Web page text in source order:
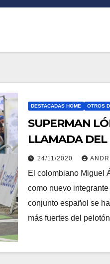
DESTACADAS HOME OTROS
SUPERMAN
LLAMADA DEL
24/11/2020
El colombiano Miguel
como nuevo integrante
conjunto español se
más fuertes del